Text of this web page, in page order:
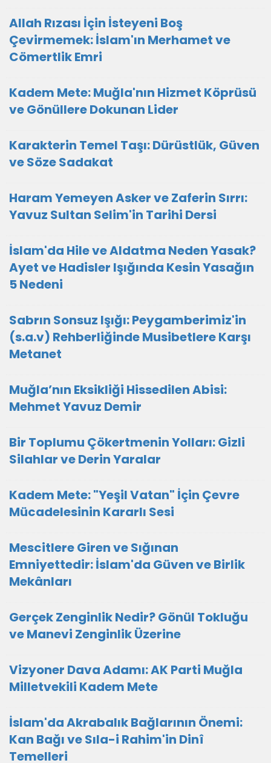
Allah Rızası İçin İsteyeni Boş
Çevirmemek: İslam'ın Merhamet ve
Cömertlik Emri
Kadem Mete: Muğla'nın Hizmet Köprüsü
ve Gönüllere Dokunan Lider
Karakterin Temel Taşı: Dürüstlük, Güven
ve Söze Sadakat
Haram Yemeyen Asker ve Zaferin Sırrı:
Yavuz Sultan Selim'in Tarihi Dersi
İslam'da Hile ve Aldatma Neden Yasak?
Ayet ve Hadisler Işığında Kesin Yasağın
5 Nedeni
Sabrın Sonsuz Işığı: Peygamberimiz'in
(s.a.v) Rehberliğinde Musibetlere Karşı
Metanet
Muğla’nın Eksikliği Hissedilen Abisi:
Mehmet Yavuz Demir
Bir Toplumu Çökertmenin Yolları: Gizli
Silahlar ve Derin Yaralar
Kadem Mete: "Yeşil Vatan" İçin Çevre
Mücadelesinin Kararlı Sesi
Mescitlere Giren ve Sığınan
Emniyettedir: İslam'da Güven ve Birlik
Mekânları
Gerçek Zenginlik Nedir? Gönül Tokluğu
ve Manevi Zenginlik Üzerine
Vizyoner Dava Adamı: AK Parti Muğla
Milletvekili Kadem Mete
İslam'da Akrabalık Bağlarının Önemi:
Kan Bağı ve Sıla-i Rahim'in Dinî
Temelleri